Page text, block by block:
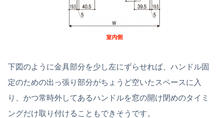
下図のように金具部分を少し左にずらせれば、ハンドル固
定のための出っ張り部分がちょうど空いたスペースに入
り、かつ常時外してあるハンドルを窓の開け閉めのタイミ
ングだけ取り付けることもできそうです。